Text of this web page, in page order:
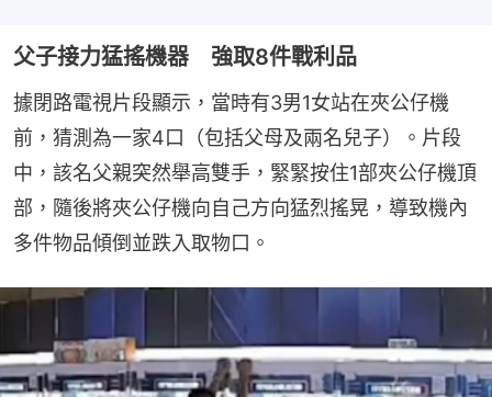
父子接力猛搖機器 強取8件戰利品
據閉路電視片段顯示，當時有3男1女站在夾公仔機
前，猜測為一家4口（包括父母及兩名兒子）。片段
中，該名父親突然舉高雙手，緊緊按住1部夾公仔機頂
部，隨後將夾公仔機向自己方向猛烈搖晃，導致機內
多件物品傾倒並跌入取物口。